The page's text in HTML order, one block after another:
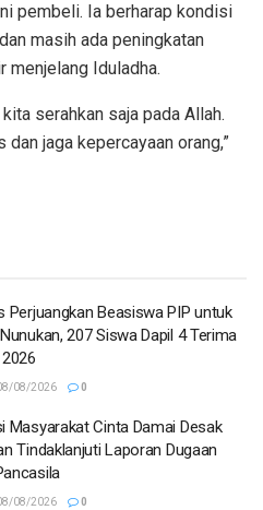
pembeli. Ia berharap kondisi
masih ada peningkatan
menjelang Iduladha.
serahkan saja pada Allah.
jaga kepercayaan orang,”
Perjuangkan Beasiswa PIP untuk
207 Siswa Dapil 4 Terima
08/2026 0
Masyarakat Cinta Damai Desak
Tindaklanjuti Laporan Dugaan
08/2026 0